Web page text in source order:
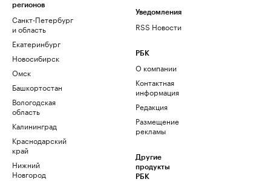
регионов
Санкт-Петербург
и область
Екатеринбург
Новосибирск
Омск
Башкортостан
Вологодская
область
Калининград
Краснодарский
край
Нижний
Новгород
Уведомления
RSS Новости
РБК
О компании
Контактная
информация
Редакция
Размещение
рекламы
Другие
продукты
РБК